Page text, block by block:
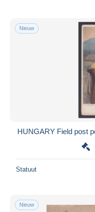
Nieuw
HUNGARY Field post
Statuut
Nieuw